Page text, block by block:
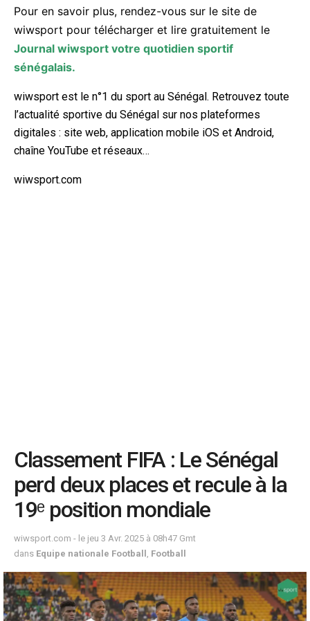
Pour en savoir plus, rendez-vous sur le site de
wiwsport pour télécharger et lire gratuitement le
Journal wiwsport votre quotidien sportif
sénégalais.
wiwsport est le n°1 du sport au Sénégal. Retrouvez toute
l’actualité sportive du Sénégal sur nos plateformes
digitales : site web, application mobile iOS et Android,
chaîne YouTube et réseaux…
wiwsport.com
Classement FIFA : Le Sénégal
perd deux places et recule à la
19ᵉ position mondiale
wiwsport.com - le jeu 3 Avr. 2025 à 08h47 Gmt
dans Equipe nationale Football Football